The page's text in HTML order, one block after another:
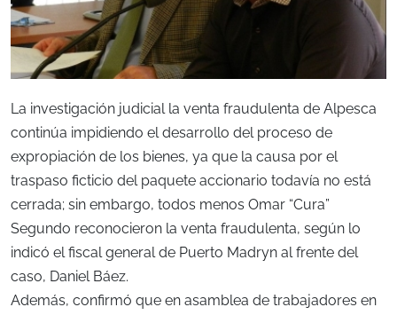
La investigación judicial la venta fraudulenta de Alpesca
continúa impidiendo el desarrollo del proceso de
expropiación de los bienes, ya que la causa por el
traspaso ficticio del paquete accionario todavía no está
cerrada; sin embargo, todos menos Omar “Cura”
Segundo reconocieron la venta fraudulenta, según lo
indicó el fiscal general de Puerto Madryn al frente del
caso, Daniel Báez.
Además, confirmó que en asamblea de trabajadores en